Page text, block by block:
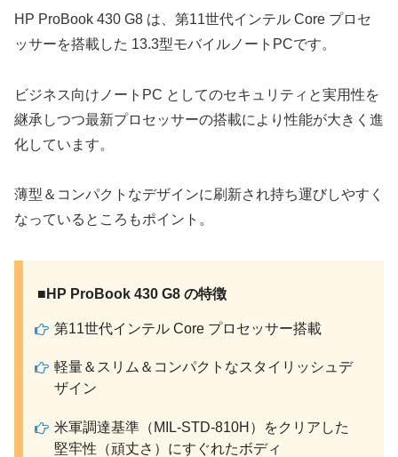
HP ProBook 430 G8 は、第11世代インテル Core プロセ
ッサーを搭載した 13.3型モバイルノートPCです。
ビジネス向けノートPC としてのセキュリティと実用性を
継承しつつ最新プロセッサーの搭載により性能が大きく進
化しています。
薄型＆コンパクトなデザインに刷新され持ち運びしやすく
なっているところもポイント。
■HP ProBook 430 G8 の特徴
第11世代インテル Core プロセッサー搭載
軽量＆スリム＆コンパクトなスタイリッシュデ
ザイン
米軍調達基準（MIL-STD-810H）をクリアした
堅牢性（頑丈さ）にすぐれたボディ